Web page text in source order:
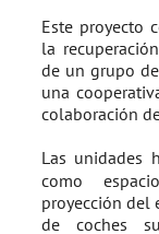
Este proyecto
la
de un grupo
una
colaboración
Las unidades
como
proyección del
de coches